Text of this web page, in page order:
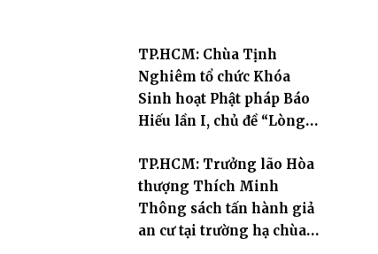
TP.HCM: Chùa Tịnh
Nghiêm tổ chức Khóa
Sinh hoạt Phật pháp Báo
Hiếu lần I, chủ đề “Lòng
TP.HCM: Trưởng lão Hòa
thượng Thích Minh
Thông sách tấn hành giả
an cư tại trường hạ chùa